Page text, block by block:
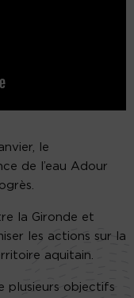
le
de l’eau Adour
la Gironde et
les actions sur la
aquitain.
plusieurs objectifs